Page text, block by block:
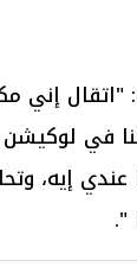
"اتقال إني
في
إيه،
".